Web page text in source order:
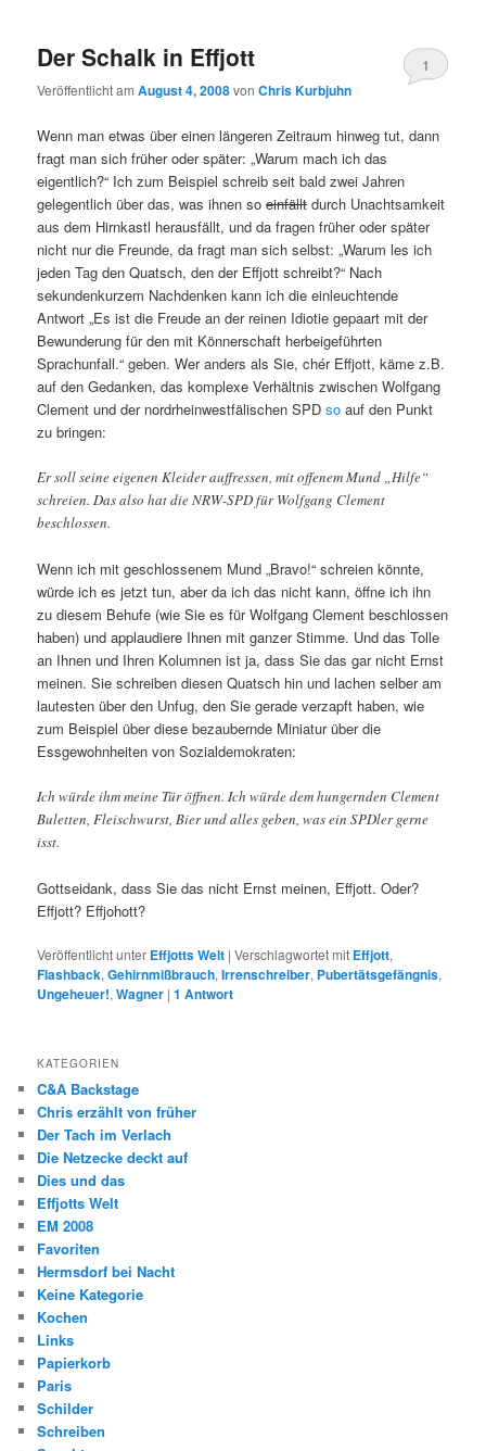
Der Schalk in Effjott
Veröffentlicht amAugust 4, 2008vonChris Kurbjuhn
1
Wenn man etwas über einen längeren Zeitraum hinweg tut, dann
fragt man sich früher oder später: „Warum mach ich das
eigentlich?“ Ich zum Beispiel schreib seit bald zwei Jahren
gelegentlich über das, was ihnen soeinfällt durch Unachtsamkeit
aus dem Hirnkastl herausfällt, und da fragen früher oder später
nicht nur die Freunde, da fragt man sich selbst: „Warum les ich
jeden Tag den Quatsch, den der Effjott schreibt?“ Nach
sekundenkurzem Nachdenken kann ich die einleuchtende
Antwort „Es ist die Freude an der reinen Idiotie gepaart mit der
Bewunderung für den mit Könnerschaft herbeigeführten
Sprachunfall.“ geben. Wer anders als Sie, chér Effjott, käme z.B.
auf den Gedanken, das komplexe Verhältnis zwischen Wolfgang
Clement und der nordrheinwestfälischen SPDso auf den Punkt
zu bringen:
Er soll seine eigenen Kleider auffressen, mit offenem Mund „Hilfe“
schreien. Das also hat die NRW-SPD für Wolfgang Clement
beschlossen.
Wenn ich mit geschlossenem Mund „Bravo!“ schreien könnte,
würde ich es jetzt tun, aber da ich das nicht kann, öffne ich ihn
zu diesem Behufe (wie Sie es für Wolfgang Clement beschlossen
haben) und applaudiere Ihnen mit ganzer Stimme. Und das Tolle
an Ihnen und Ihren Kolumnen ist ja, dass Sie das gar nicht Ernst
meinen. Sie schreiben diesen Quatsch hin und lachen selber am
lautesten über den Unfug, den Sie gerade verzapft haben, wie
zum Beispiel über diese bezaubernde Miniatur über die
Essgewohnheiten von Sozialdemokraten:
Ich würde ihm meine Tür öffnen. Ich würde dem hungernden Clement
Buletten, Fleischwurst, Bier und alles geben, was ein SPDler gerne
isst.
Gottseidank, dass Sie das nicht Ernst meinen, Effjott. Oder?
Effjott? Effjohott?
Veröffentlicht unter Effjotts Welt |Verschlagwortet mit Effjott,
Flashback,Gehirnmißbrauch,Irrenschreiber, Pubertätsgefängnis,
Ungeheuer!,Wagner |1 Antwort
KATEGORIEN
C&A Backstage
Chris erzählt von früher
Der Tach im Verlach
Die Netzecke deckt auf
Dies und das
Effjotts Welt
EM 2008
Favoriten
Hermsdorf bei Nacht
Keine Kategorie
Kochen
Links
Papierkorb
Paris
Schilder
Schreiben